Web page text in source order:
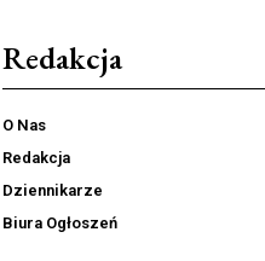
Redakcja
O Nas
Redakcja
Dziennikarze
Biura Ogłoszeń